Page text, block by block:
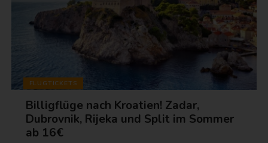
FLUGTICKETS
Billigflüge nach Kroatien! Zadar,
Dubrovnik, Rijeka und Split im Sommer
ab 16€